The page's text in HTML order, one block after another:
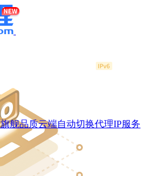
旗舰品质云端自动切换代理IP服务